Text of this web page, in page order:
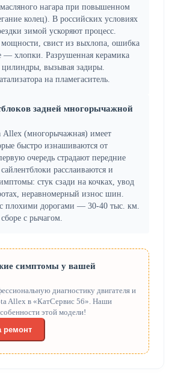
нагара при повышенном
колец). В российских условиях
зимой ускоряют процесс.
свист из выхлопа, ошибка
— хлопки. Разрушенная керамика
цилиндры, вызывая задиры.
на пламегаситель.
задней многорычажной
Allex (многорычажная) имеет
быстро изнашиваются от
очередь страдают передние
расслаиваются и
стук сзади на кочках, увод
неравномерный износ шин.
с плохими дорогами — 30-40 тыс. км.
с рычагом.
симптомы у вашей
диагностику двигателя и
Allex в «КатСервис 56». Наши
этой модели!
ремонт